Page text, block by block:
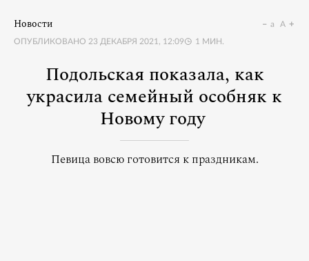
Новости
ОПУБЛИКОВАНО 23 ДЕКАБРЯ 2021, 12:09 1 МИН.
a A
Подольская показала, как
украсила семейный особняк к
Новому году
Певица вовсю готовится к праздникам.